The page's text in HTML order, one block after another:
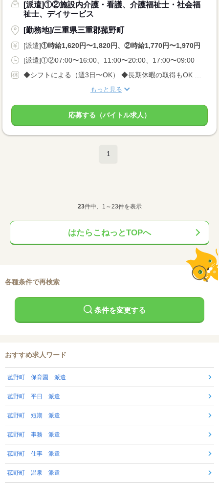
[派遣]①②施設内介護・看護、介護福祉士・社会福
祉士、デイサービス
[勤務地]/三重県三重郡菰野町
[派遣]①時給1,620円〜1,820円、②時給1,770円〜1,970円
[派遣]①②07:00〜16:00、11:00〜20:00、17:00〜09:00
◆シフトによる（週3日〜OK） ◆長期休暇の取得もOK 勤務曜日、休み希望はお気軽にご相談ください やむを得ない急なお休みにも理解のある職場です
もっと見る
応募する（バイトル求人）
1
23件中、1～23件を表示
はたらこねっとTOPへ
各種条件で再検索
条件を変更する
おすすめ求人ワード
菰野町 保育園 派遣
菰野町 平日 派遣
菰野町 短期 派遣
菰野町 事務 派遣
菰野町 仕事 派遣
菰野町 温泉 派遣